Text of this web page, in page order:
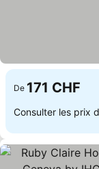
De 171 CHF
Consulter les prix